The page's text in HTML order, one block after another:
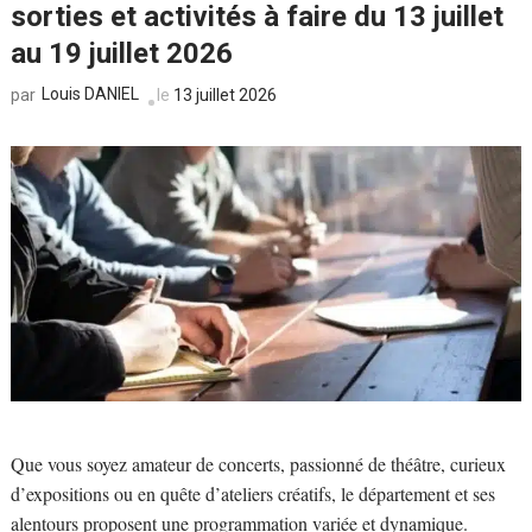
sorties et activités à faire du 13 juillet
au 19 juillet 2026
par Louis DANIEL le 13 juillet 2026
Que vous soyez amateur de concerts, passionné de théâtre, curieux
d’expositions ou en quête d’ateliers créatifs, le département et ses
alentours proposent une programmation variée et dynamique.